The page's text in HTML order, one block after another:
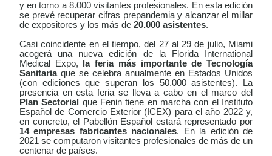
y en torno a 8.000 visitantes profesionales. En esta edición
se prevé recuperar cifras prepandemia y alcanzar el millar
de expositores y los más de 20.000 asistentes.
Casi coincidente en el tiempo, del 27 al 29 de julio, Miami
acogerá una nueva edición de la Florida International
Medical Expo, la feria más importante de Tecnología
Sanitariaque se celebra anualmente en Estados Unidos
(con ediciones que superan los 50.000 asistentes). La
presencia en esta feria se lleva a cabo en el marco del
Plan Sectorial que Fenin tiene en marcha con el Instituto
Español de Comercio Exterior (ICEX) para el año 2022 y,
en concreto, el Pabellón Español estará representado por
14 empresas fabricantes nacionales. En la edición de
2021 se computaron visitantes profesionales de más de un
centenar de países.